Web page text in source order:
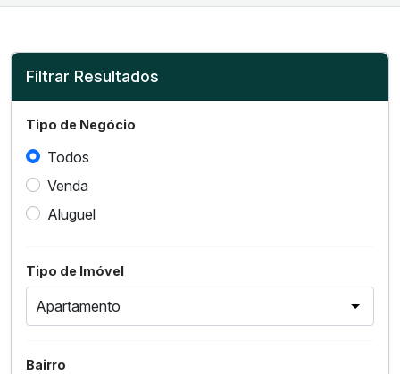
Filtrar Resultados
Tipo de Negócio
Todos
Venda
Aluguel
Tipo de Imóvel
Bairro